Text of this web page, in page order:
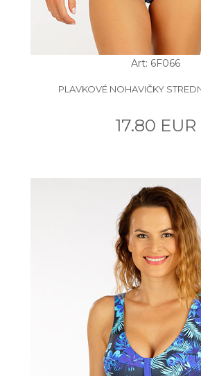
Art: 6F066
PLAVKOVÉ NOHAVIČKY
17.80 EUR